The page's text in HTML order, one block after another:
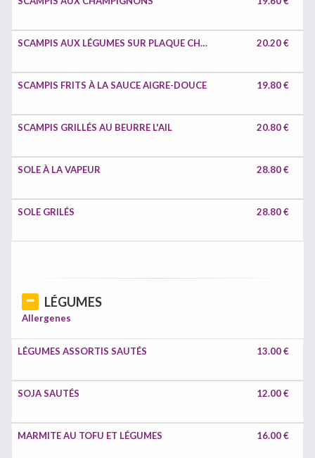
SCAMPIS AUX LÉGUMES SUR PLAQUE CHAUFFANTE 20.20 €
SCAMPIS FRITS À LA SAUCE AIGRE-DOUCE 19.80 €
SCAMPIS GRILLÉS AU BEURRE L'AIL 20.80 €
SOLE À LA VAPEUR 28.80 €
SOLE GRILÉS 28.80 €
LÉGUMES
Allergenes
LÉGUMES ASSORTIS SAUTÉS 13.00 €
SOJA SAUTÉS 12.00 €
MARMITE AU TOFU ET LÉGUMES 16.00 €